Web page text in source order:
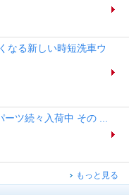
なる新しい時短洗車ウ
ツ続々入荷中 その ...
もっと見る